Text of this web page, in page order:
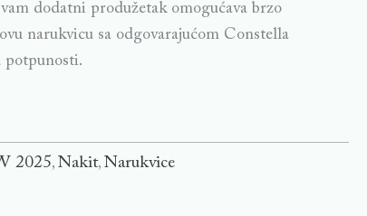
dodatni produžetak omogućava brzo
narukvicu sa odgovarajućom Constella
potpunosti.
2025,Nakit,Narukvice